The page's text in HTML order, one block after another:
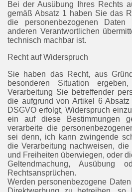
Bei der Ausübung Ihres Rechts
gemäß Absatz 1 haben Sie das
die personenbezogenen
anderen Verantwortlichen
technisch machbar ist.
Recht auf Widerspruch
Sie haben das Recht, aus
besonderen Situation
Verarbeitung Sie betreffender
die aufgrund von Artikel 6
DSGVO erfolgt, Widerspruch
ein auf diese Bestimmungen
verarbeite die
sei denn, ich kann zwingende
die Verarbeitung nachweisen, die
und Freiheiten überwiegen, oder
Geltendmachung, Ausübung
Rechtsansprüchen.
Werden personenbezogene